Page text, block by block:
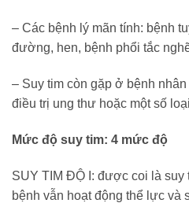
– Các bệnh lý mãn tính: bệnh
đường, hen, bệnh phổi tắc
– Suy tim còn gặp ở bệnh
điều trị ung thư hoặc một số
Mức độ suy tim: 4 mức độ
SUY TIM ĐỘ I: được coi là
bệnh vẫn hoạt động thể lực và